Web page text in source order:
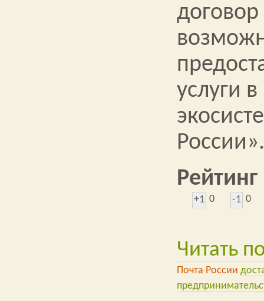
договор
услуги
России».
Рейтинг
+1 0 -1 0
Читать
Почта России